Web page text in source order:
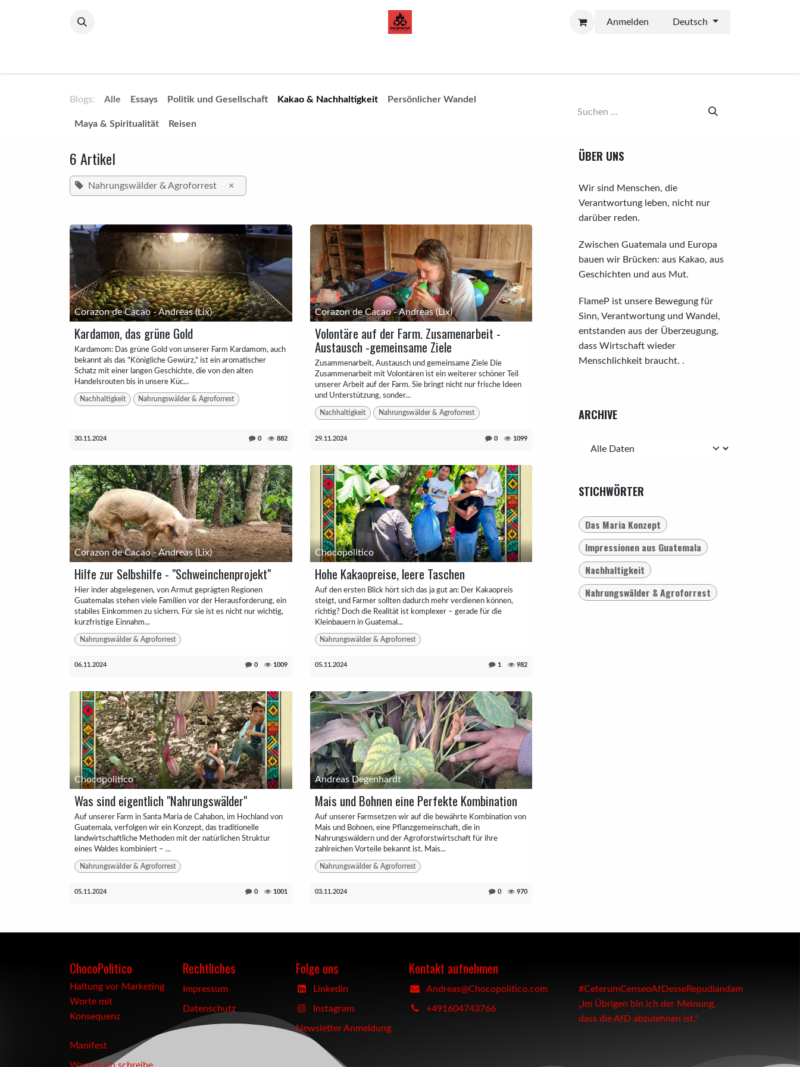
Anmelden
Deutsch
Blogs: Alle ​Essays Politik und Gesellschaft Kakao & Nachhaltigkeit Persönlicher Wandel
Maya & Spiritualität Reisen
6 Artikel
Nahrungswälder & Agroforrest ×
Corazon de Cacao - Andreas (Lix)
Kardamon, das grüne Gold
Kardamom: Das grüne Gold von unserer Farm Kardamom, auch
bekannt als das "Königliche Gewürz," ist ein aromatischer
Schatz mit einer langen Geschichte, die von den alten
Handelsrouten bis in unsere Küc...
Nachhaltigkeit Nahrungswälder & Agroforrest
30.11.2024 0 882
Corazon de Cacao - Andreas (Lix)
Volontäre auf der Farm. Zusamenarbeit -
Austausch -gemeinsame Ziele
Zusammenarbeit, Austausch und gemeinsame Ziele Die
Zusammenarbeit mit Volontären ist ein weiterer schöner Teil
unserer Arbeit auf der Farm. Sie bringt nicht nur frische Ideen
und Unterstützung, sonder...
Nachhaltigkeit Nahrungswälder & Agroforrest
29.11.2024 0 1099
Corazon de Cacao - Andreas (Lix)
Hilfe zur Selbshilfe - "Schweinchenprojekt"
Hier inder abgelegenen, von Armut geprägten Regionen
Guatemalas stehen viele Familien vor der Herausforderung, ein
stabiles Einkommen zu sichern. Für sie ist es nicht nur wichtig,
kurzfristige Einnahm...
Nahrungswälder & Agroforrest
06.11.2024 0 1009
Chocopolitico
Hohe Kakaopreise, leere Taschen
Auf den ersten Blick hört sich das ja gut an: Der Kakaopreis
steigt, und Farmer sollten dadurch mehr verdienen können,
richtig? Doch die Realität ist komplexer – gerade für die
Kleinbauern in Guatemal...
Nahrungswälder & Agroforrest
05.11.2024 1 982
Chocopolitico
Was sind eigentlich "Nahrungswälder"
Auf unserer Farm in Santa Maria de Cahabon, im Hochland von
Guatemala, verfolgen wir ein Konzept, das traditionelle
landwirtschaftliche Methoden mit der natürlichen Struktur
eines Waldes kombiniert – ...
Nahrungswälder & Agroforrest
05.11.2024 0 1001
Andreas Degenhardt
Mais und Bohnen eine Perfekte Kombination
Auf unserer Farmsetzen wir auf die bewährte Kombination von
Mais und Bohnen, eine Pflanzgemeinschaft, die in
Nahrungswäldern und der Agroforstwirtschaft für ihre
zahlreichen Vorteile bekannt ist. Mais...
Nahrungswälder & Agroforrest
03.11.2024 0 970
ÜBER UNS
Wir sind Menschen, die
Verantwortung leben, nicht nur
darüber reden.
Zwischen Guatemala und Europa
bauen wir Brücken: aus Kakao, aus
Geschichten und aus Mut.
FlameP ist unsere Bewegung für
Sinn, Verantwortung und Wandel,
entstanden aus der Überzeugung,
dass Wirtschaft wieder
Menschlichkeit braucht. .
ARCHIVE
STICHWÖRTER
Das Maria Konzept
Impressionen aus Guatemala
Nachhaltigkeit
Nahrungswälder & Agroforrest
ChocoPolitico
Haltung vor Marketing
Worte mit
Konsequenz
Manifest
Rechtliches
Impressum
Datenschutz
Folge uns
Linkedin
Instagram
Newsletter Anmeldung
Kontakt aufnehmen
Andreas@Chocopolitico.com
+491604743766
#CeterumCenseoAfDesseRepudiandam
„Im Übrigen bin ich der Meinung,
dass die AfD abzulehnen ist.“